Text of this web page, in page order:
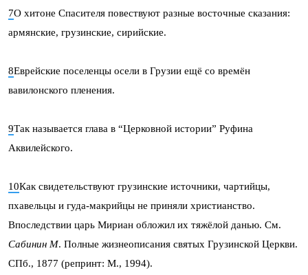
7О хитоне Спасителя повествуют разные восточные сказания:
армянские, грузинские, сирийские.
8Еврейские поселенцы осели в Грузии ещё со времён
вавилонского пленения.
9Так называется глава в “Церковной истории” Руфина
Аквилейского.
10Как свидетельствуют грузинские источники, чартийцы,
пхавельцы и гуда-макрийцы не приняли христианство.
Впоследствии царь Мириан обложил их тяжёлой данью. См.
Сабинин М. Полные жизнеописания святых Грузинской Церкви.
СПб., 1877 (репринт: М., 1994).